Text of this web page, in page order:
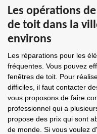
Les opérations
de toit dans la
environs
Les réparations pour les
fréquentes. Vous pouvez
fenêtres de toit. Pour
difficiles, il faut contacter
vous proposons de faire
professionnel qui a
propose des prix qui sont
de monde. Si vous voulez